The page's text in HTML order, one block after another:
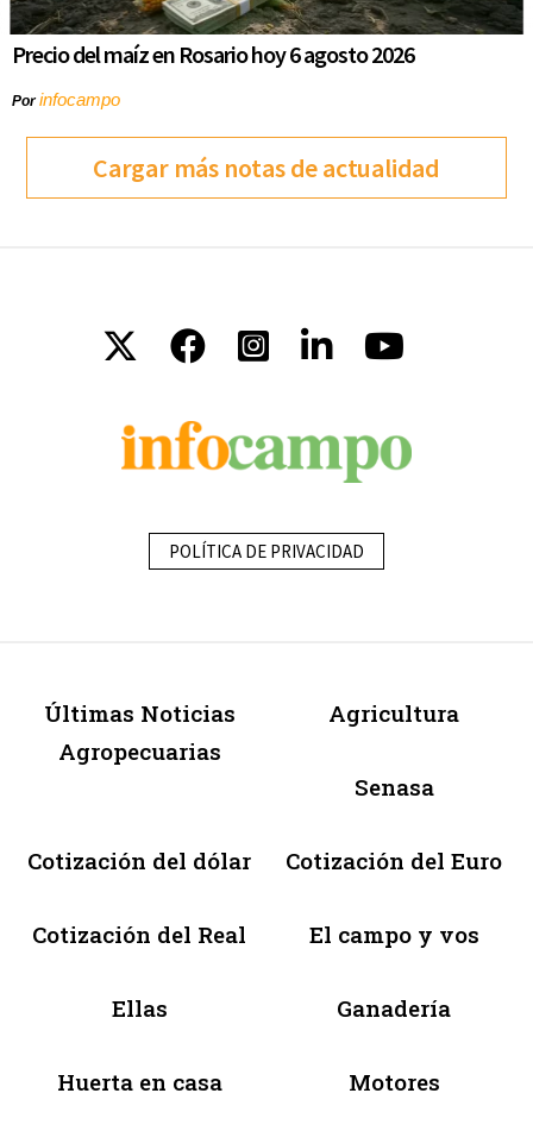
Precio del maíz en Rosario hoy 6 agosto 2026
Porinfocampo
Cargar más notas de actualidad
POLÍTICA DE PRIVACIDAD
Últimas Noticias
Agropecuarias
Agricultura
Senasa
Cotización del dólar Cotización del Euro
Cotización del Real El campo y vos
Ellas Ganadería
Huerta en casa Motores